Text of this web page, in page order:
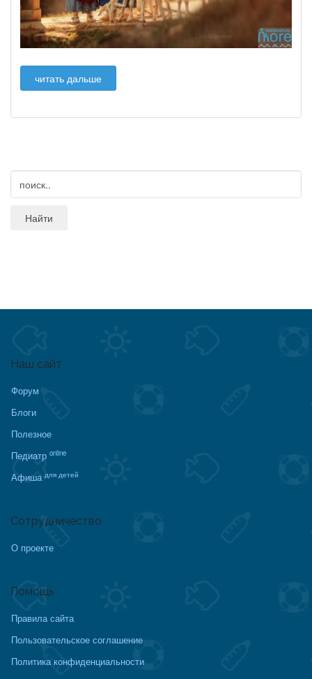
читать дальше
Наш сайт
Форум
Блоги
Полезное
Педиатр online
Афиша для детей
Сотрудничество
О проекте
Помощь
Правила сайта
Пользовательское соглашение
Политика конфиденциальности